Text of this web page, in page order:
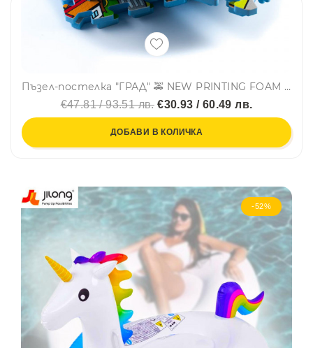
Пъзел-постелка "ГРАД" 🚕 NEW PRINTING FOAM PUZZLE MAT - 9 части, TM011
€47.81 / 93.51 лв.€30.93 / 60.49 лв.
ДОБАВИ В КОЛИЧКА
-52%